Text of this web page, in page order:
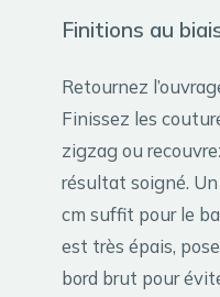
Finitions au
Retournez
Finissez les
zigzag ou
résultat soigné.
cm suffit pour le
est très épais,
bord brut pour